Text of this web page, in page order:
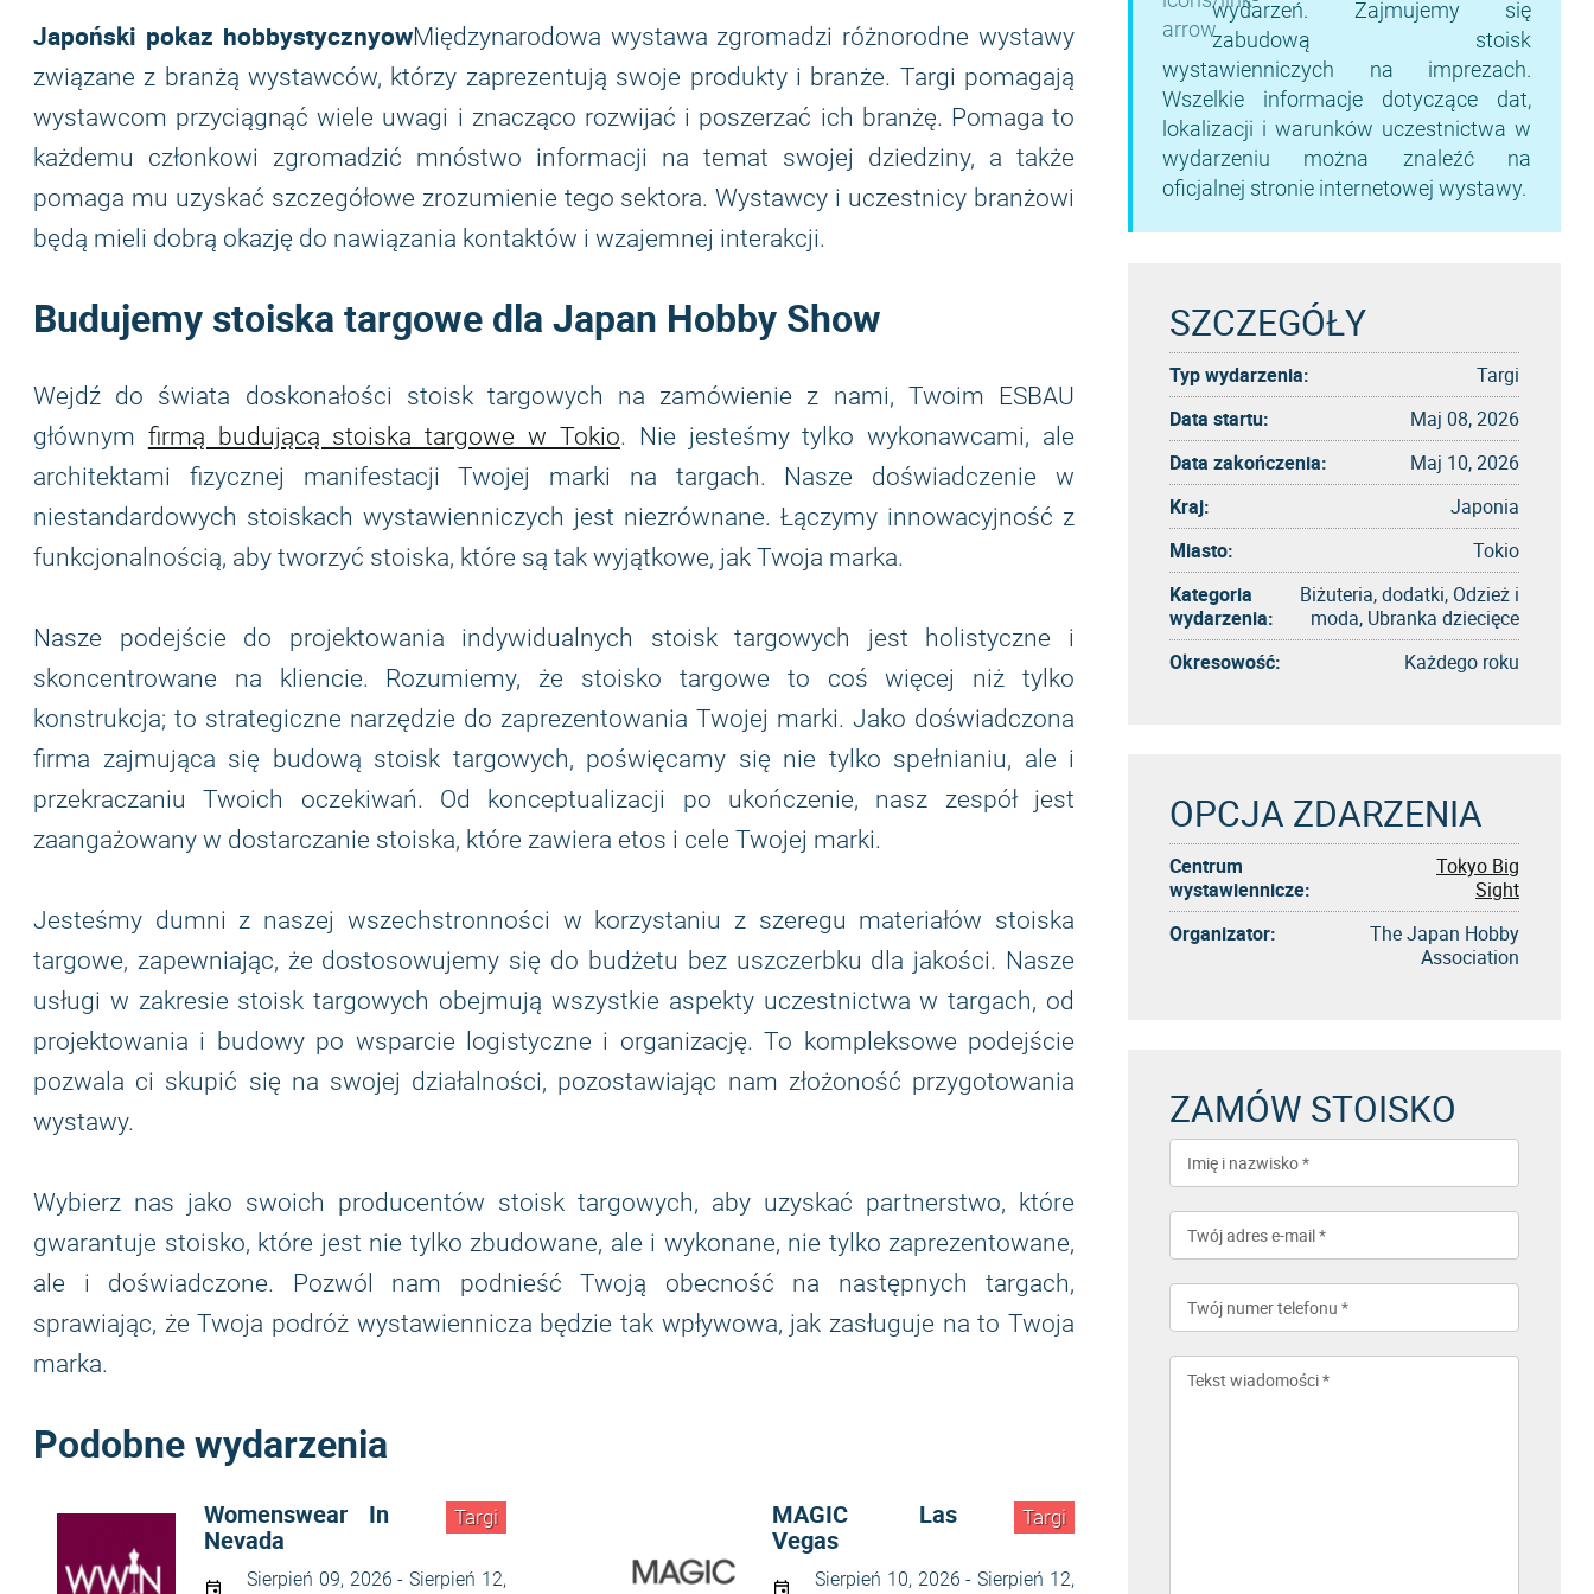
Japoński pokaz hobbystycznyowMiędzynarodowa wystawa zgromadzi różnorodne wystawy
związane z branżą wystawców, którzy zaprezentują swoje produkty i branże. Targi pomagają
wystawcom przyciągnąć wiele uwagi i znacząco rozwijać i poszerzać ich branżę. Pomaga to
każdemu członkowi zgromadzić mnóstwo informacji na temat swojej dziedziny, a także
pomaga mu uzyskać szczegółowe zrozumienie tego sektora. Wystawcy i uczestnicy branżowi
będą mieli dobrą okazję do nawiązania kontaktów i wzajemnej interakcji.
Budujemy stoiska targowe dla Japan Hobby Show
Wejdź do świata doskonałości stoisk targowych na zamówienie z nami, Twoim ESBAU
głównym firmą budującą stoiska targowe w Tokio. Nie jesteśmy tylko wykonawcami, ale
architektami fizycznej manifestacji Twojej marki na targach. Nasze doświadczenie w
niestandardowych stoiskach wystawienniczych jest niezrównane. Łączymy innowacyjność z
funkcjonalnością, aby tworzyć stoiska, które są tak wyjątkowe, jak Twoja marka.
Nasze podejście do projektowania indywidualnych stoisk targowych jest holistyczne i
skoncentrowane na kliencie. Rozumiemy, że stoisko targowe to coś więcej niż tylko
konstrukcja; to strategiczne narzędzie do zaprezentowania Twojej marki. Jako doświadczona
firma zajmująca się budową stoisk targowych, poświęcamy się nie tylko spełnianiu, ale i
przekraczaniu Twoich oczekiwań. Od konceptualizacji po ukończenie, nasz zespół jest
zaangażowany w dostarczanie stoiska, które zawiera etos i cele Twojej marki.
Jesteśmy dumni z naszej wszechstronności w korzystaniu z szeregu materiałów stoiska
targowe, zapewniając, że dostosowujemy się do budżetu bez uszczerbku dla jakości. Nasze
usługi w zakresie stoisk targowych obejmują wszystkie aspekty uczestnictwa w targach, od
projektowania i budowy po wsparcie logistyczne i organizację. To kompleksowe podejście
pozwala ci skupić się na swojej działalności, pozostawiając nam złożoność przygotowania
wystawy.
Wybierz nas jako swoich producentów stoisk targowych, aby uzyskać partnerstwo, które
gwarantuje stoisko, które jest nie tylko zbudowane, ale i wykonane, nie tylko zaprezentowane,
ale i doświadczone. Pozwól nam podnieść Twoją obecność na następnych targach,
sprawiając, że Twoja podróż wystawiennicza będzie tak wpływowa, jak zasługuje na to Twoja
marka.
Podobne wydarzenia
Targi
Womenswear In
Nevada
Sierpień 09, 2026 - Sierpień 12,
Targi
MAGIC Las
Vegas
Sierpień 10, 2026 - Sierpień 12,
wydarzeń. Zajmujemy się
zabudową stoisk
wystawienniczych na imprezach.
Wszelkie informacje dotyczące dat,
lokalizacji i warunków uczestnictwa w
wydarzeniu można znaleźć na
oficjalnej stronie internetowej wystawy.
SZCZEGÓŁY
Typ wydarzenia:
Targi
Data startu:
Maj 08, 2026
Data zakończenia:
Maj 10, 2026
Kraj:
Japonia
Miasto:
Tokio
Kategoria
wydarzenia:
Biżuteria, dodatki, Odzież i
moda, Ubranka dziecięce
Okresowość:
Każdego roku
OPCJA ZDARZENIA
Centrum
wystawiennicze:
Tokyo Big
Sight
Organizator:
The Japan Hobby
Association
ZAMÓW STOISKO